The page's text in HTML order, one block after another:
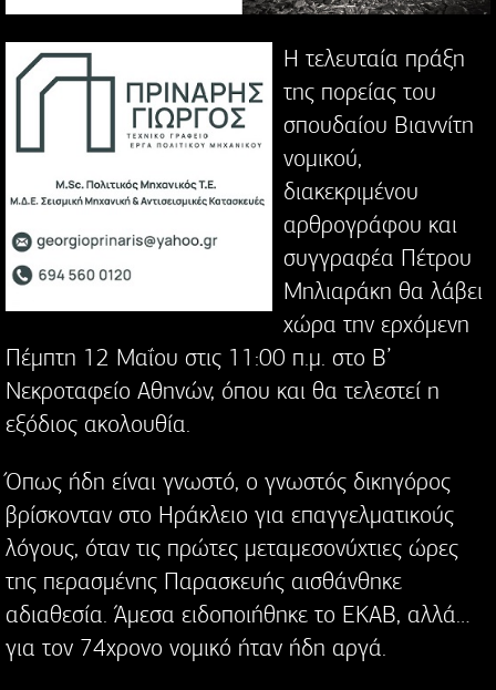
Η τελευταία πράξη
της πορείας του
σπουδαίου Βιαννίτη
νομικού,
διακεκριμένου
αρθρογράφου και
συγγραφέα Πέτρου
Μηλιαράκη θα λάβει
χώρα την ερχόμενη
Πέμπτη 12 Μαΐου στις 11:00 π.μ. στο Β’
Νεκροταφείο Αθηνών, όπου και θα τελεστεί η
εξόδιος ακολουθία.
Όπως ήδη είναι γνωστό, ο γνωστός δικηγόρος
βρίσκονταν στο Ηράκλειο για επαγγελματικούς
λόγους, όταν τις πρώτες μεταμεσονύχτιες ώρες
της περασμένης Παρασκευής αισθάνθηκε
αδιαθεσία. Άμεσα ειδοποιήθηκε το ΕΚΑΒ, αλλά…
για τον 74χρονο νομικό ήταν ήδη αργά.